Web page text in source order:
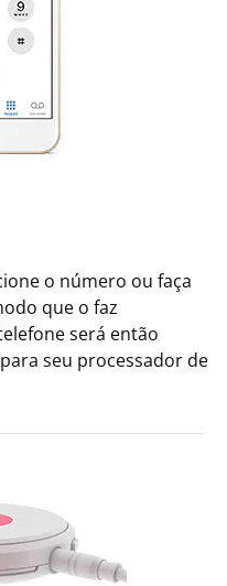
o número ou faça
que o faz
será então
seu processador de